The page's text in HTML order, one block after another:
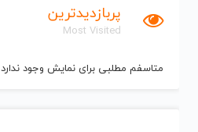
پربازدیدترین
Most Visited
متاسفم مطلبی برای نمایش وجود ندارد